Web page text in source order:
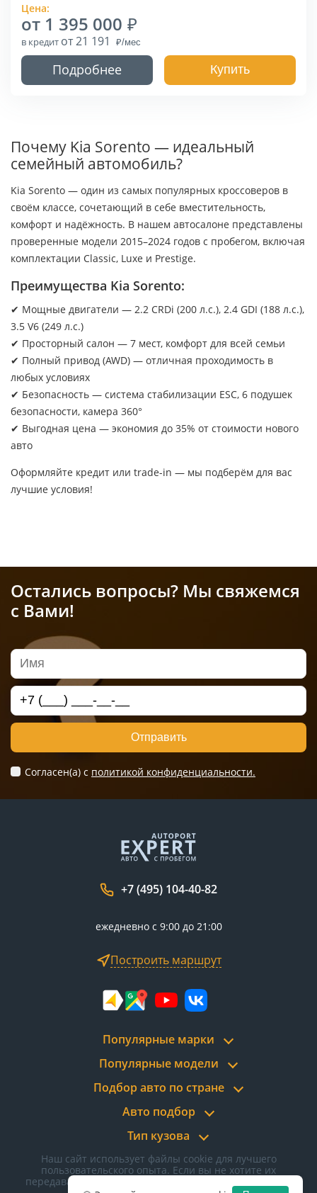
Цена:
от 1 395 000
в кредит от 21 191
Подробнее Купить
Почему Kia Sorento — идеальный
семейный автомобиль?
Kia Sorento — один из самых популярных кроссоверов в
своём классе, сочетающий в себе вместительность,
комфорт и надёжность. В нашем автосалоне представлены
проверенные модели 2015–2024 годов с пробегом, включая
комплектации Classic, Luxe и Prestige.
Преимущества Kia Sorento:
✔ Мощные двигатели — 2.2 CRDi (200 л.с.), 2.4 GDI (188 л.с.),
3.5 V6 (249 л.с.)
✔ Просторный салон — 7 мест, комфорт для всей семьи
✔ Полный привод (AWD) — отличная проходимость в
любых условиях
✔ Безопасность — система стабилизации ESC, 6 подушек
безопасности, камера 360°
✔ Выгодная цена — экономия до 35% от стоимости нового
авто
Оформляйте кредит или trade-in — мы подберём для вас
лучшие условия!
Остались вопросы? Мы свяжемся
с Вами!
Отправить
Согласен(а) c политикой конфиденциальности.
+7 (495) 104-40-82
ежедневно с 9:00 до 21:00
Построить маршрут
Популярные марки
Популярные модели
Подбор авто по стране
Авто подбор
Тип кузова
Наш сайт использует файлы cookie для лучшего
пользовательского опыта. Если вы не хотите их
передавать, отключите cookie в настройках браузера.